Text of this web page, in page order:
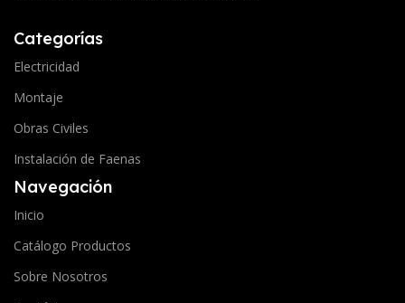
Categorías
Electricidad
Montaje
Obras Civiles
Instalación de Faenas
Navegación
Inicio
Catálogo Productos
Sobre Nosotros